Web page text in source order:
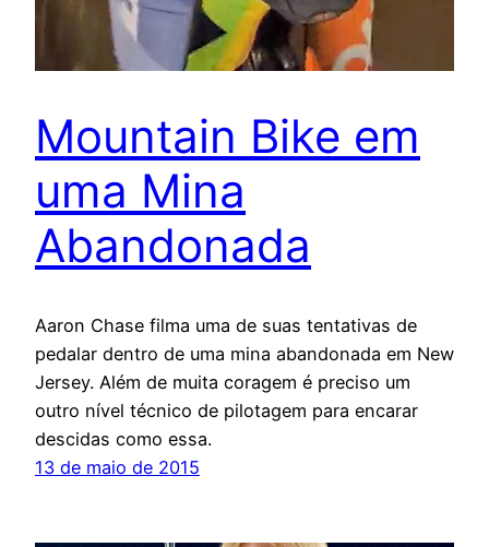
Mountain Bike em
uma Mina
Abandonada
Aaron Chase filma uma de suas tentativas de
pedalar dentro de uma mina abandonada em New
Jersey. Além de muita coragem é preciso um
outro nível técnico de pilotagem para encarar
descidas como essa.
13 de maio de 2015